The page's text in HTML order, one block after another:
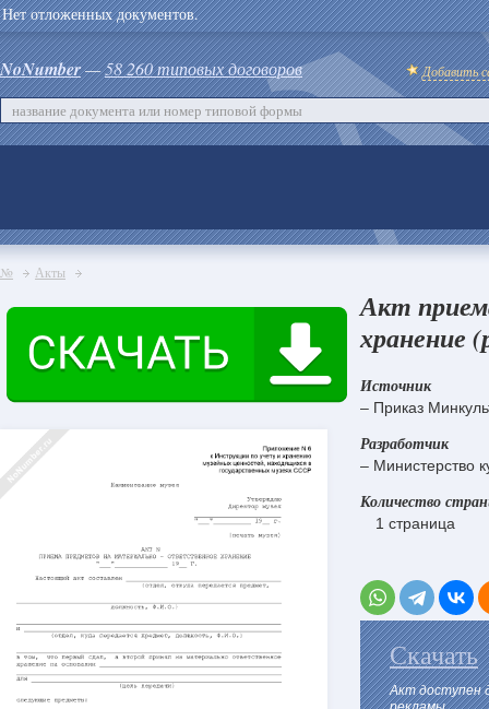
Нет отложенных документов.
NoNumber—58 260 типовых договоров Добавить
№ Акты
Акт
хранение
Источник
– Приказ
Разработчик
– Министерство
Количество
1 страница
Скачать
Акт доступен